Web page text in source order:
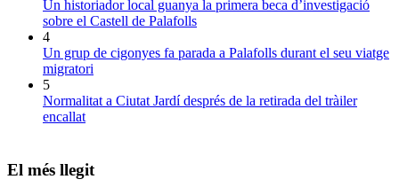
Un historiador local guanya la primera beca d’investigació
sobre el Castell de Palafolls
4
Un grup de cigonyes fa parada a Palafolls durant el seu viatge
migratori
5
Normalitat a Ciutat Jardí després de la retirada del tràiler
encallat
El més llegit